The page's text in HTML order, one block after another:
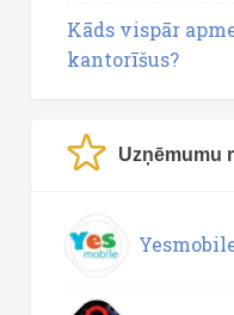
Kāds vispār
kantorīšus?
Uzņēmumu